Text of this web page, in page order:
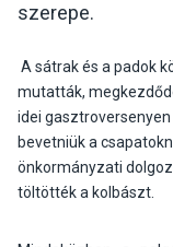
szerepe.
A sátrak és a padok
mutatták,
idei
bevetniük a
önkormányzati
töltötték a kolbászt.